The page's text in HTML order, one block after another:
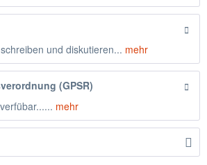
und diskutieren... mehr
(GPSR)
mehr